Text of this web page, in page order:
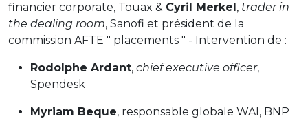
financier corporate, Touax & Cyril Merkel, trader in
the dealing room, Sanofi et président de la
commission AFTE " placements " - Intervention de :
Rodolphe Ardant, chief executive officer,
Spendesk
Myriam Beque, responsable globale WAI, BNP